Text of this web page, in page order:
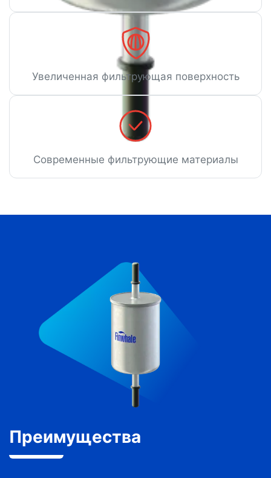
Увеличенная фильтрующая поверхность
Современные фильтрующие материалы
Преимущества